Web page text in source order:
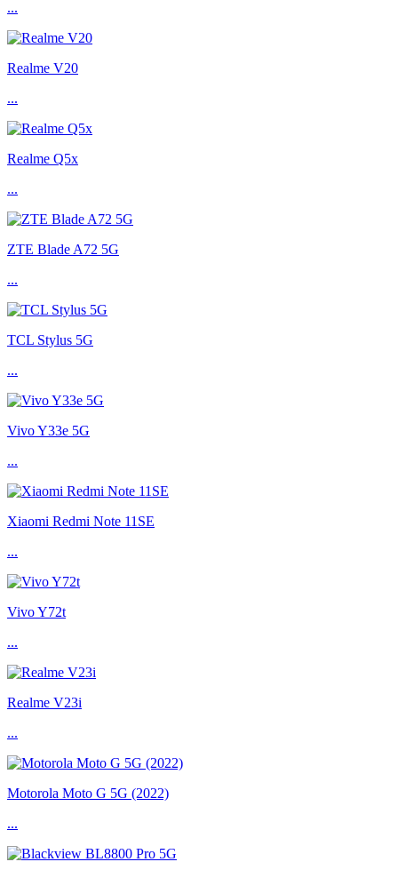
...
Realme V20
...
Realme Q5x
...
ZTE Blade A72 5G
...
TCL Stylus 5G
...
Vivo Y33e 5G
...
Xiaomi Redmi Note 11SE
...
Vivo Y72t
...
Realme V23i
...
Motorola Moto G 5G (2022)
...